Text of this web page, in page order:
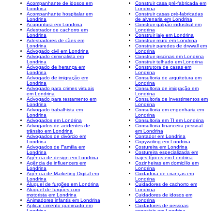
Acompanhante de idosos em
Londrina
Acompanhante hospitalar em
Londrina
Acupuntura em Londrina
Adestrador de cachorro em
Londrina
Adestradores de cães em
Londrina
Advogado civil em Londrina
Advogado criminalista em
Londrina
Advogado de herança em
Londrina
Advogado de imigração em
Londrina
Advogado para crimes virtuais
em Londrina
Advogado para testamento em
Londrina
Advogado trabalhista em
Londrina
Advogados em Londrina
Advogados de acidentes de
trânsito em Londrina
Advogados de divórcio em
Londrina
Advogados de Família em
Londrina
Agência de design em Londrina
Agência de influencers em
Londrina
Agência de Marketing Digital em
Londrina
Aluguel de furgões em Londrina
Aluguel de furgões com
motorista em Londrina
Animadores infantis em Londrina
Aplicar cimento queimado em
Construir casa pré-fabricada em
Londrina
Construir casas pré-fabricadas
de alvenaria em Londrina
Construir galpão industrial em
Londrina
Construir laje em Londrina
Construir muro em Londrina
Construir paredes de drywall em
Londrina
Construir piscinas em Londrina
Construir telhado em Londrina
Construtora de casas em
Londrina
Consultoria de arquitetura em
Londrina
Consultoria de imigração em
Londrina
Consultoria de investimentos em
Londrina
Consultoria em engenharia em
Londrina
Consultoria em TI em Londrina
Consultoria financeira pessoal
em Londrina
Contador em Londrina
Copywriting em Londrina
Costureira em Londrina
Costureira especializada em
trajes típicos em Londrina
Cozinheiras em domicílio em
Londrina
Cuidadora de crianças em
Londrina
Cuidadores de cachorro em
Londrina
Cuidadores de idosos em
Londrina
Cuidadores de pessoas